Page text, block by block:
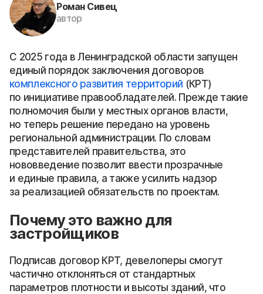
Роман Сивец
автор
С 2025 года в Ленинградской области запущен
единый порядок заключения договоров
комплексного развития территорий (КРТ)
по инициативе правообладателей. Прежде такие
полномочия были у местных органов власти,
но теперь решение передано на уровень
региональной администрации. По словам
представителей правительства, это
нововведение позволит ввести прозрачные
и единые правила, а также усилить надзор
за реализацией обязательств по проектам.
Почему это важно для
застройщиков
Подписав договор КРТ, девелоперы смогут
частично отклоняться от стандартных
параметров плотности и высоты зданий, что